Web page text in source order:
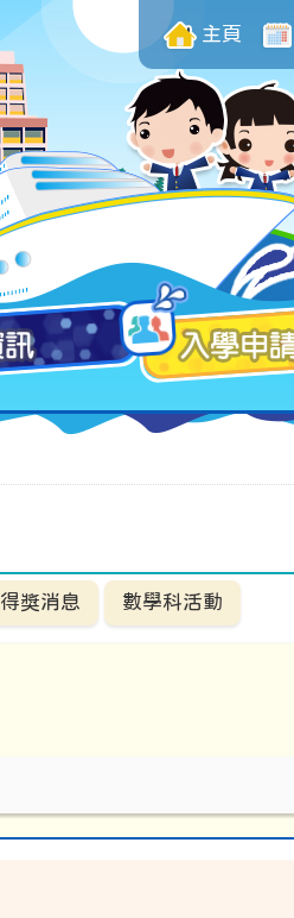
主頁
得獎消息 數學科活動